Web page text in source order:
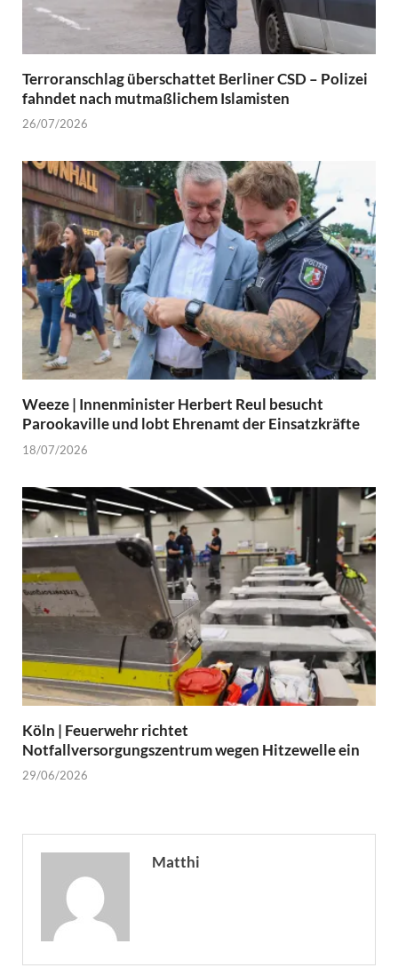
Terroranschlag überschattet Berliner CSD – Polizei
fahndet nach mutmaßlichem Islamisten
26/07/2026
Weeze | Innenminister Herbert Reul besucht
Parookaville und lobt Ehrenamt der Einsatzkräfte
18/07/2026
Köln | Feuerwehr richtet
Notfallversorgungszentrum wegen Hitzewelle ein
29/06/2026
Matthi